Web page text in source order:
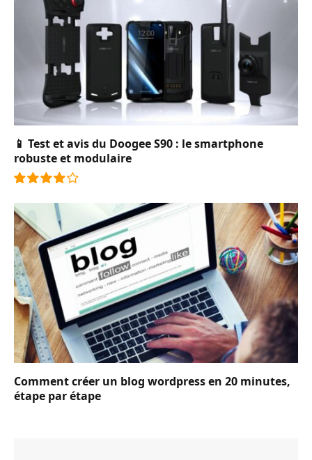
📱 Test et avis du Doogee S90 : le smartphone
robuste et modulaire
8.0
Comment créer un blog wordpress en 20 minutes,
étape par étape